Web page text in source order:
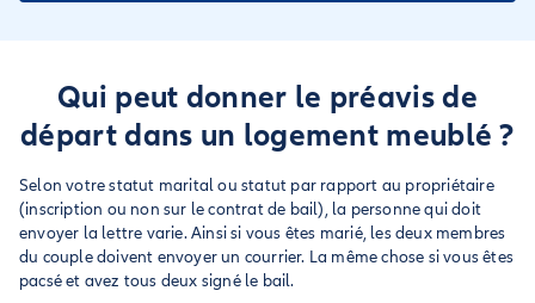
Qui peut donner le préavis de
départ dans un logement meublé ?
Selon votre statut marital ou statut par rapport au propriétaire
(inscription ou non sur le contrat de bail), la personne qui doit
envoyer la lettre varie. Ainsi si vous êtes marié, les deux membres
du couple doivent envoyer un courrier. La même chose si vous êtes
pacsé et avez tous deux signé le bail.